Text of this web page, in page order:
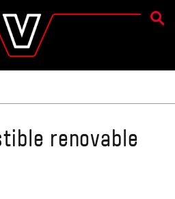
renovable